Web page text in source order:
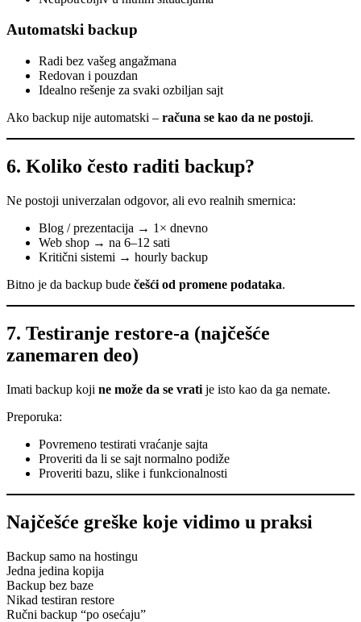
Automatski backup
Radi bez vašeg angažmana
Redovan i pouzdan
Idealno rešenje za svaki ozbiljan sajt
Ako backup nije automatski – računa se kao da ne postoji.
6. Koliko često raditi backup?
Ne postoji univerzalan odgovor, ali evo realnih smernica:
Blog / prezentacija → 1× dnevno
Web shop → na 6–12 sati
Kritični sistemi → hourly backup
Bitno je da backup bude češći od promene podataka.
7. Testiranje restore-a (najčešće
zanemaren deo)
Imati backup koji ne može da se vrati je isto kao da ga nemate.
Preporuka:
Povremeno testirati vraćanje sajta
Proveriti da li se sajt normalno podiže
Proveriti bazu, slike i funkcionalnosti
Najčešće greške koje vidimo u praksi
Backup samo na hostingu
Jedna jedina kopija
Backup bez baze
Nikad testiran restore
Ručni backup “po osećaju”